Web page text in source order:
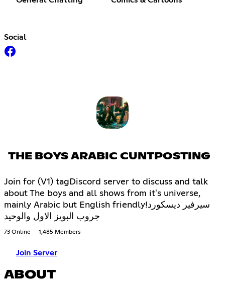
Social
THE BOYS ARABIC CUNTPOSTING
Join for (V1) tagDiscord server to discuss and talk
about The boys and all shows from it's universe,
mainly Arabic but English friendly!سيرفير ديسكورد
جروب البويز الاول والوحيد
73 Online 1,485 Members
Join Server
ABOUT